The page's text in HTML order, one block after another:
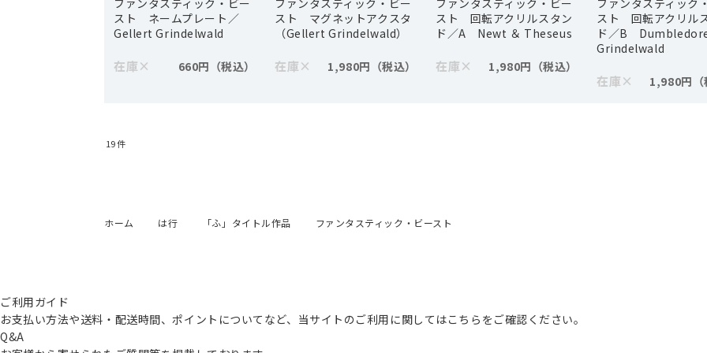
ファンタスティック・ビー
スト ネームプレート／
Gellert Grindelwald
在庫× 660円
ファンタスティック・ビー
スト マグネットアクスタ
（Gellert Grindelwald）
在庫× 1,980円
ファンタスティック・ビー
スト 回転アクリルスタン
ド／A Newt ＆ Theseus
在庫× 1,980円
ファンタスティック
スト 回転アクリル
ド／B
Grindelwald
在庫× 1,980円
19件
ホーム は行 「ふ」タイトル作品 ファンタスティック・ビースト
ご利用ガイド
お支払い方法や送料・配送時間、ポイントについてなど、当サイトのご利用に関してはこちらをご確認ください。
Q&A